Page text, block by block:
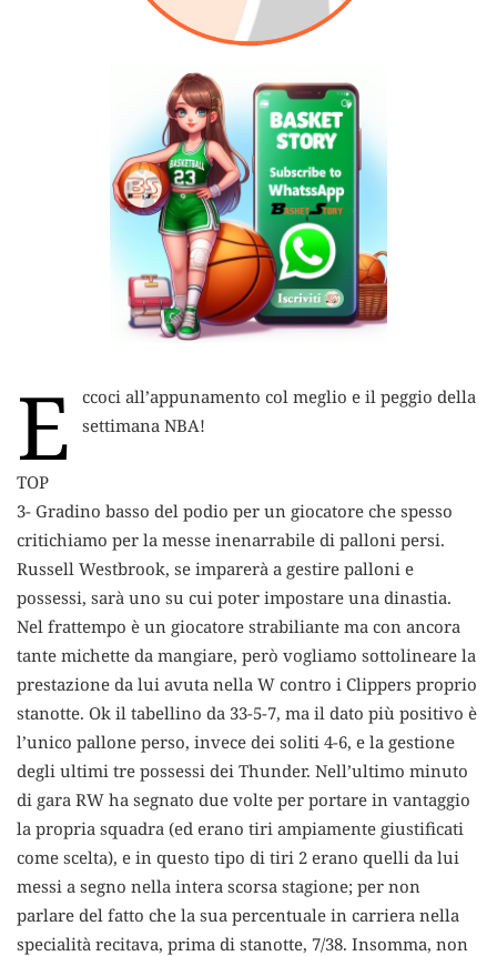
E
ccoci all’appunamento col meglio e il peggio della
settimana NBA!
TOP
3- Gradino basso del podio per un giocatore che spesso
critichiamo per la messe inenarrabile di palloni persi.
Russell Westbrook, se imparerà a gestire palloni e
possessi, sarà uno su cui poter impostare una dinastia.
Nel frattempo è un giocatore strabiliante ma con ancora
tante michette da mangiare, però vogliamo sottolineare la
prestazione da lui avuta nella W contro i Clippers proprio
stanotte. Ok il tabellino da 33-5-7, ma il dato più positivo è
l’unico pallone perso, invece dei soliti 4-6, e la gestione
degli ultimi tre possessi dei Thunder. Nell’ultimo minuto
di gara RW ha segnato due volte per portare in vantaggio
la propria squadra (ed erano tiri ampiamente giustificati
come scelta), e in questo tipo di tiri 2 erano quelli da lui
messi a segno nella intera scorsa stagione; per non
parlare del fatto che la sua percentuale in carriera nella
specialità recitava, prima di stanotte, 7/38. Insomma, non